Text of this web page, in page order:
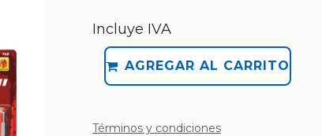
Incluye IVA
AGREGAR AL CARRITO
Términos y condiciones